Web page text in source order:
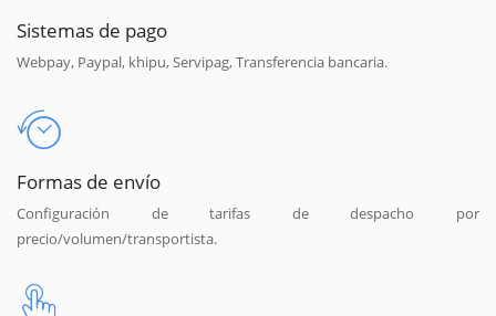
Sistemas de pago
Webpay, Paypal, khipu, Servipag, Transferencia bancaria.
Formas de envío
Configuración de tarifas de despacho por
precio/volumen/transportista.